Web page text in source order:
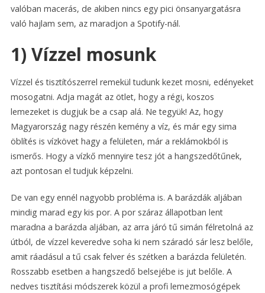
valóban macerás, de akiben nincs egy pici önsanyargatásra
való hajlam sem, az maradjon a Spotify-nál.
1) Vízzel mosunk
Vízzel és tisztítószerrel remekül tudunk kezet mosni, edényeket
mosogatni. Adja magát az ötlet, hogy a régi, koszos
lemezeket is dugjuk be a csap alá. Ne tegyük! Az, hogy
Magyarország nagy részén kemény a víz, és már egy sima
öblítés is vízkövet hagy a felületen, már a reklámokból is
ismerős. Hogy a vízkő mennyire tesz jót a hangszedőtűnek,
azt pontosan el tudjuk képzelni.
De van egy ennél nagyobb probléma is. A barázdák aljában
mindig marad egy kis por. A por száraz állapotban lent
maradna a barázda aljában, az arra járó tű simán félretolná az
útból, de vízzel keveredve soha ki nem száradó sár lesz belőle,
amit ráadásul a tű csak felver és szétken a barázda felületén.
Rosszabb esetben a hangszedő belsejébe is jut belőle. A
nedves tisztítási módszerek közül a profi lemezmosógépek